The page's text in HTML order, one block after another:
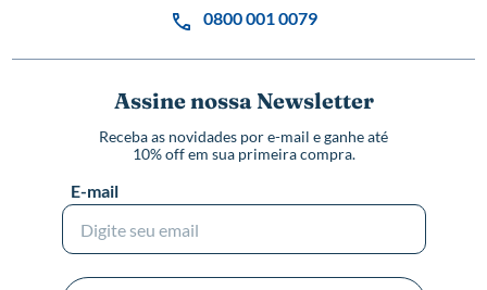
0800 001 0079
Assine nossa Newsletter
Receba as novidades por e-mail e ganhe até
10% off em sua primeira compra.
E-mail